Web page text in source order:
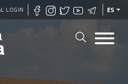
Pasar
al
LOGIN ES